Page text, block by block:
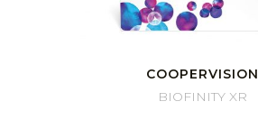
COOPERVISION
BIOFINITY XR